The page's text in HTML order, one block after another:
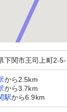
下関市王司上町2-
から2.5km
から3.7km
駅から6.9km